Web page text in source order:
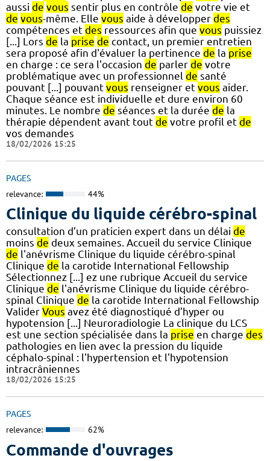
aussi de vous sentir plus en contrôle de votre vie et
de vous-même. Elle vous aide à développer des
compétences et des ressources afin que vous puissiez
[...] Lors de la prise de contact, un premier entretien
sera proposé afin d'évaluer la pertinence de la prise
en charge : ce sera l'occasion de parler de votre
problématique avec un professionnel de santé
pouvant [...] pouvant vous renseigner et vous aider.
Chaque séance est individuelle et dure environ 60
minutes. Le nombre de séances et la durée de la
thérapie dépendent avant tout de votre profil et de
vos demandes
18/02/2026 15:25
PAGES
relevance: 44%
Clinique du liquide cérébro-spinal
consultation d’un praticien expert dans un délai de
moins de deux semaines. Accueil du service Clinique
de l'anévrisme Clinique du liquide cérébro-spinal
Clinique de la carotide International Fellowship
Sélectionnez [...] ez une rubrique Accueil du service
Clinique de l'anévrisme Clinique du liquide cérébro-
spinal Clinique de la carotide International Fellowship
Valider Vous avez été diagnostiqué d’hyper ou
hypotension [...] Neuroradiologie La clinique du LCS
est une section spécialisée dans la prise en charge des
pathologies en lien avec la pression du liquide
céphalo-spinal : l'hypertension et l'hypotension
intracrâniennes
18/02/2026 15:25
PAGES
relevance: 62%
Commande d'ouvrages